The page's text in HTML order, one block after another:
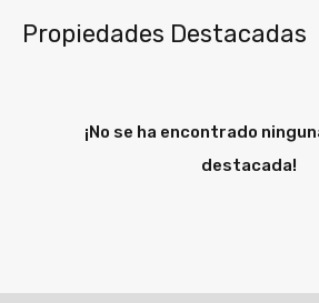
Propiedades Destacadas
¡No se ha encontrado
destacada!